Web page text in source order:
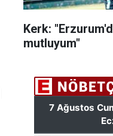
Kerk:
mutluyum"